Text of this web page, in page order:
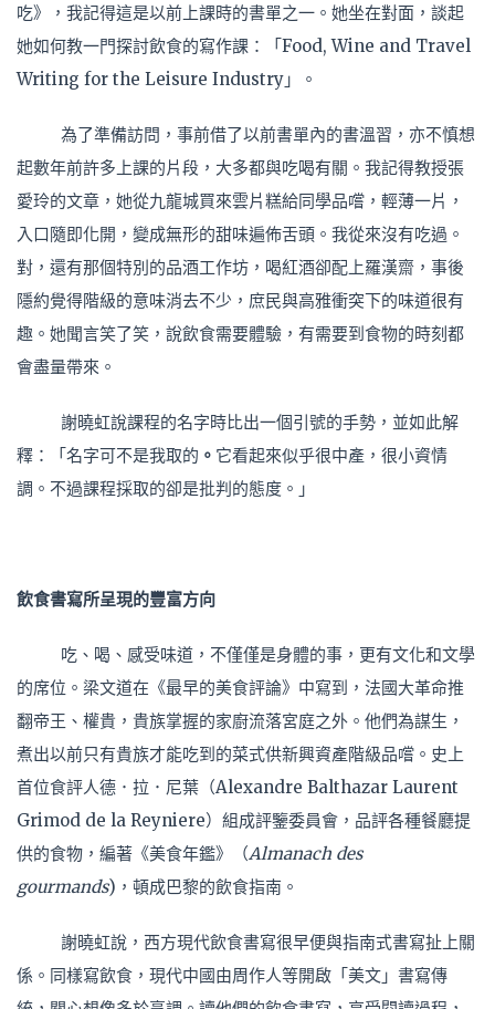
吃》，我記得這是以前上課時的書單之一。她坐在對面，談起
她如何教一門探討飲食的寫作課：「Food, Wine and Travel
Writing for the Leisure Industry」。
為了準備訪問，事前借了以前書單內的書溫習，亦不慎想
起數年前許多上課的片段，大多都與吃喝有關。我記得教授張
愛玲的文章，她從九龍城買來雲片糕給同學品嚐，輕薄一片，
入口隨即化開，變成無形的甜味遍佈舌頭。我從來沒有吃過。
對，還有那個特別的品酒工作坊，喝紅酒卻配上羅漢齋，事後
隱約覺得階級的意味消去不少，庶民與高雅衝突下的味道很有
趣。她聞言笑了笑，說飲食需要體驗，有需要到食物的時刻都
會盡量帶來。
謝曉虹說課程的名字時比出一個引號的手勢，並如此解
釋：「名字可不是我取的 。 它看起來似乎很中產，很小資情
調。不過課程採取的卻是批判的態度。」
飲食書寫所呈現的豐富方向
吃、喝、感受味道，不僅僅是身體的事，更有文化和文學
的席位。梁文道在《最早的美食評論》中寫到，法國大革命推
翻帝王、權貴，貴族掌握的家廚流落宮庭之外。他們為謀生，
煮出以前只有貴族才能吃到的菜式供新興資產階級品嚐。史上
首位食評人德．拉．尼葉（Alexandre Balthazar Laurent
Grimod de la Reyniere）組成評鑒委員會，品評各種餐廳提
供的食物，編著《美食年鑑》（Almanach des
gourmands)，頓成巴黎的飲食指南。
謝曉虹說，西方現代飲食書寫很早便與指南式書寫扯上關
係。同樣寫飲食，現代中國由周作人等開啟「美文」書寫傳